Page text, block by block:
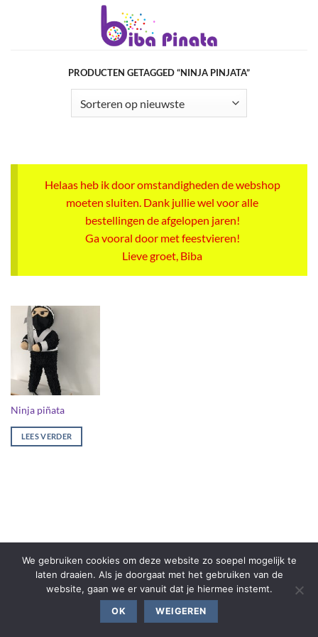
PRODUCTEN GETAGGED “NINJA PINJATA”
Helaas heb ik door omstandigheden de webshop
moeten sluiten. Dank jullie wel voor alle
bestellingen de afgelopen jaren!
Ga vooral door met feestvieren!
Lieve groet, Biba
Ninja piñata
LEES VERDER
We gebruiken cookies om deze website zo soepel mogelijk te
laten draaien. Als je doorgaat met het gebruiken van de
website, gaan we er vanuit dat je hiermee instemt.
OK WEIGEREN